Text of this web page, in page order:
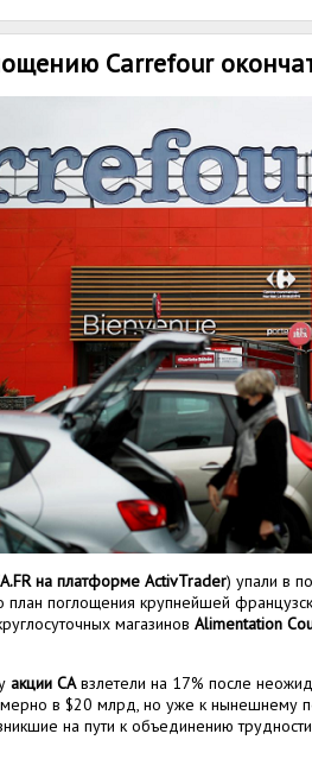
Carrefour
на платформе ActivTrader) упали в
план поглощения крупнейшей
магазинов Alimentation
акции CAвзлетели на 17% после
в $20 млрд, но уже к нынешнему
на пути к объединению